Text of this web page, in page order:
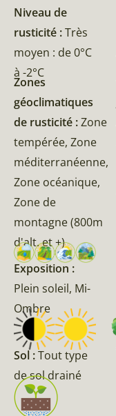
Niveau de
rusticité :Très
moyen : de 0°C
à -2°C
Zones
géoclimatiques
de rusticité :Zone
tempérée, Zone
méditerranéenne,
Zone océanique,
Zone de
montagne (800m
d'alt. et +)
Exposition :
Plein soleil, Mi-
Ombre
Sol :Tout type
de sol drainé